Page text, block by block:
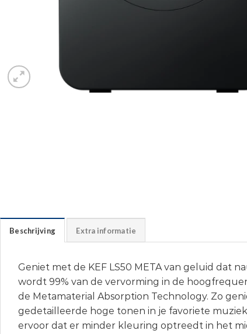
Beschrijving Extra informatie
Geniet met de KEF LS50 META van geluid dat
wordt 99% van de vervorming in de
de Metamaterial Absorption Technology. Zo
gedetailleerde hoge tonen in je favoriete
ervoor dat er minder kleuring optreedt in het